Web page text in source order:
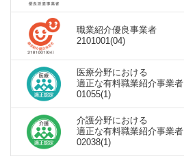
職業紹介優良事業者
2101001(04)
医療分野における
適正な有料職業紹介事業者
01055(1)
介護分野における
適正な有料職業紹介事業者
02038(1)